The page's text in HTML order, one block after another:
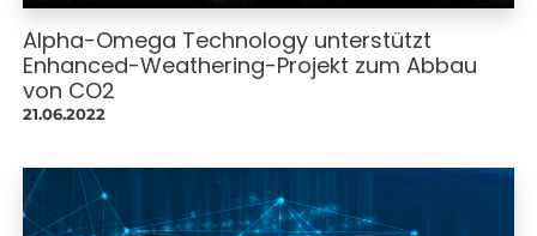
Alpha-Omega Technology unterstützt
Enhanced-Weathering-Projekt zum Abbau
von CO2
21.06.2022